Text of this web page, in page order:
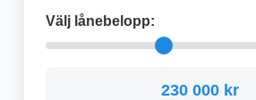
Välj lånebelopp:
230 000 kr